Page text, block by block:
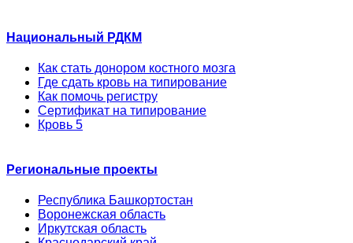
Национальный РДКМ
Как стать донором костного мозга
Где сдать кровь на типирование
Как помочь регистру
Сертификат на типирование
Кровь 5
Региональные проекты
Республика Башкортостан
Воронежская область
Иркутская область